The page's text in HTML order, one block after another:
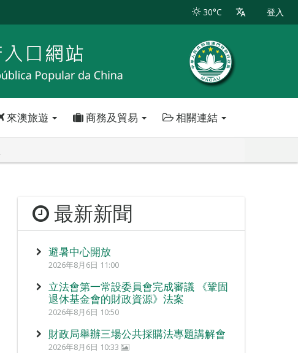
30°C 登入
來澳旅遊 商務及貿易 相關連結
最新新聞
避暑中心開放
2026年8月6日 11:00
立法會第一常設委員會完成審議 《鞏固
退休基金會的財政資源》法案
2026年8月6日 10:50
財政局舉辦三場公共採購法專題講解會
2026年8月6日 10:33